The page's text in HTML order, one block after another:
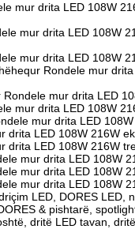
mur drita LED 108W
mur drita LED 108W
mur drita LED 108W
Rondele mur
mur drita LED
mur drita LED 108W
mur drita LED
drita LED 108W 216W
drita LED 108W 216W
mur drita LED 108W
mur drita LED 108W
mur drita LED 108W
LED, DORES LED,
& pishtarë,
dritë LED tavan,